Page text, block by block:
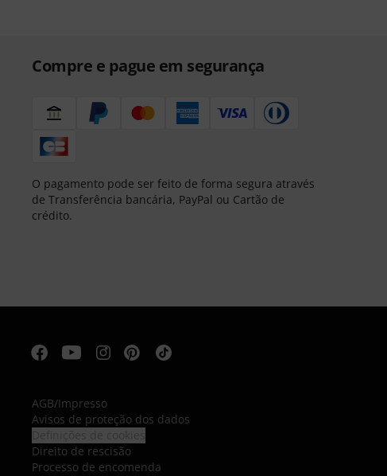
Compre e pague em segurança
O pagamento pode ser feito de forma segura através
de Transferência bancária, PayPal ou Cartão de
crédito.
AGB/Impresso
Avisos de proteção dos dados
Direito de rescisão
Processo de encomenda